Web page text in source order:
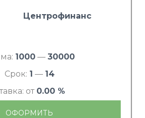
Центрофинанс
1000 — 30000
Срок: 1 — 14
от 0.00 %
ОФОРМИТЬ